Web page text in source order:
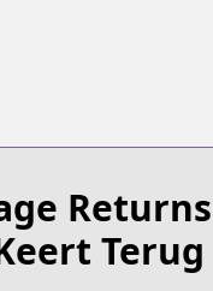
Terug